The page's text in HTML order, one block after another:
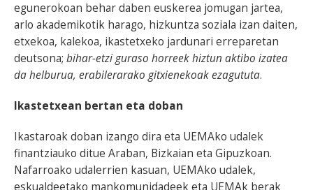
egunerokoan behar daben euskerea jomugan jartea,
arlo akademikotik harago, hizkuntza soziala izan daiten,
etxekoa, kalekoa, ikastetxeko jardunari erreparetan
deutsona; bihar-etzi guraso horreek hiztun aktibo izatea
da helburua, erabilerarako gitxienekoak ezagututa.
Ikastetxean bertan eta doban
Ikastaroak doban izango dira eta UEMAko udalek
finantziauko ditue Araban, Bizkaian eta Gipuzkoan.
Nafarroako udalerrien kasuan, UEMAko udalek,
eskualdeetako mankomunidadeek eta UEMAk berak